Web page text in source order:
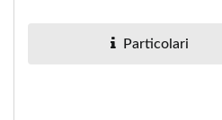
Particolari